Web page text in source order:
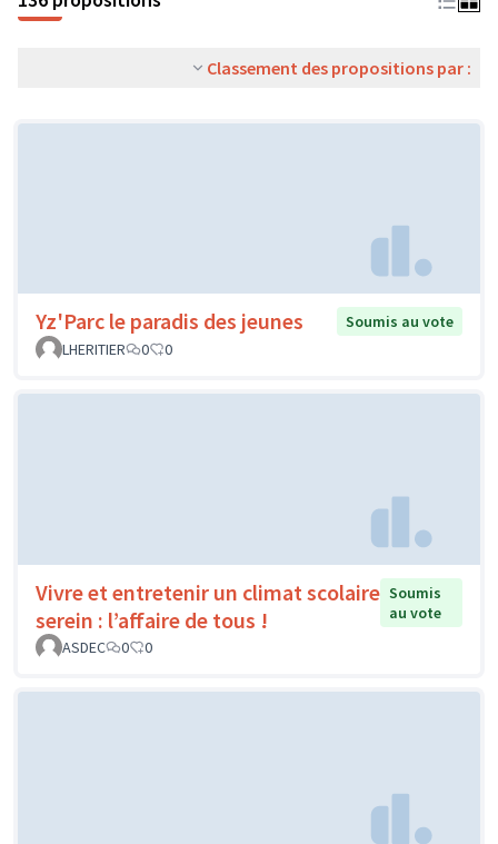
Classement des propositions par :
Yz'Parc le paradis des jeunes
Soumis au vote
LHERITIER
0 0
Vivre et entretenir un climat scolaire
serein : l’affaire de tous !
Soumis
au vote
ASDEC
0 0